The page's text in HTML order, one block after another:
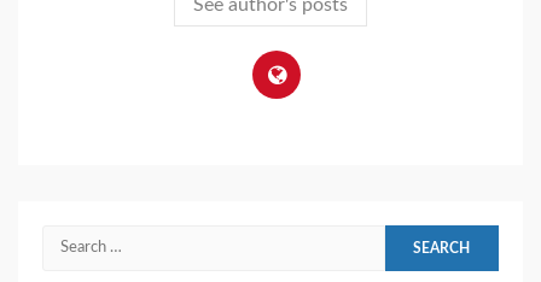
See author's posts
Search